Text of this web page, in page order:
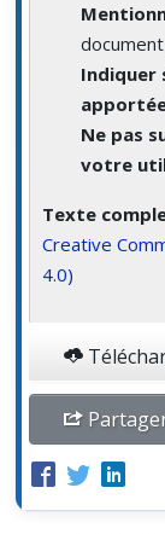
document
Indiquer
Ne pas
votre
Texte
Creative
4.0)